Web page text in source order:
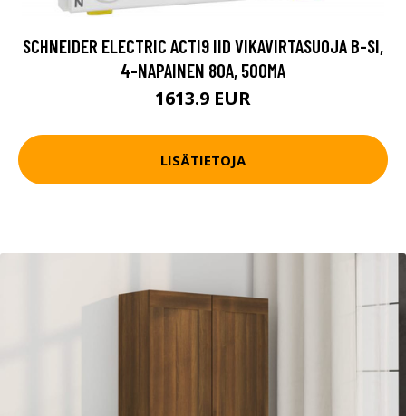
SCHNEIDER ELECTRIC ACTI9 IID VIKAVIRTASUOJA B-SI,
4-NAPAINEN 80A, 500MA
1613.9 EUR
LISÄTIETOJA